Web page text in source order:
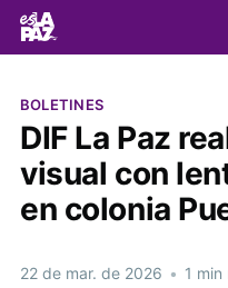
BOLETINES
DIF La Paz
visual con
en colonia
22 de mar. de 2026 • 1 min